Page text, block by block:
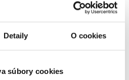
Detaily O cookies
súbory cookies
Slovenskej
orgán
programu Výskum a
vzniku a činnosti